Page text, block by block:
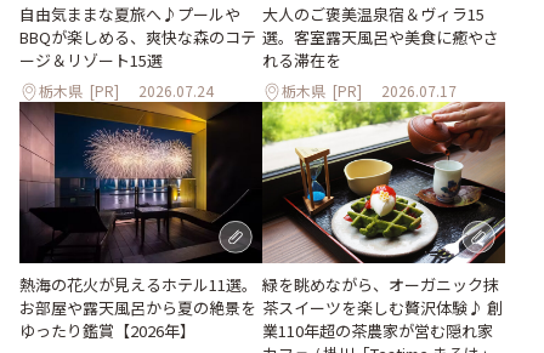
自由気ままな夏旅へ♪プールや
BBQが楽しめる、爽快な森のコテ
ージ＆リゾート15選
栃木県 [PR] 2026.07.24
大人のご褒美温泉宿＆ヴィラ15
選。客室露天風呂や美食に癒やさ
れる滞在を
栃木県 [PR] 2026.07.17
熱海の花火が見えるホテル11選。
お部屋や露天風呂から夏の絶景を
ゆったり鑑賞【2026年】
緑を眺めながら、オーガニック抹
茶スイーツを楽しむ贅沢体験♪ 創
業110年超の茶農家が営む隠れ家